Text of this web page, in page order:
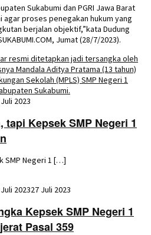
Sukabumi dan PGRI Jawa Barat
agar proses penegakan hukum yang
berjalan objektif,”kata Dudung
Jumat (28/7/2023).
2023
Kepsek SMP Negeri 1
SMP Negeri 1 […]
202327 Juli 2023
Kepsek SMP Negeri 1
Pasal 359